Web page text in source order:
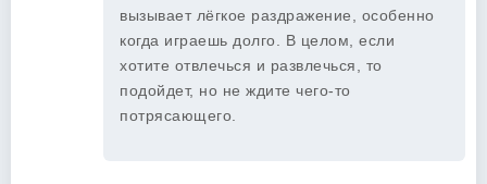
вызывает лёгкое раздражение, особенно
когда играешь долго. В целом, если
хотите отвлечься и развлечься, то
подойдет, но не ждите чего-то
потрясающего.